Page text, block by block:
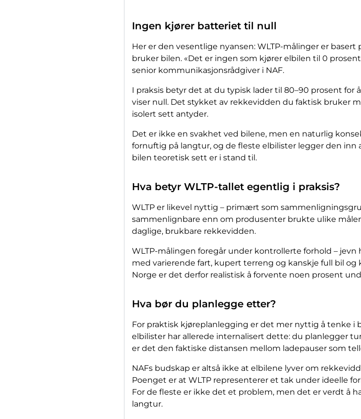
Ingen kjører batteriet til null
Her er den vesentlige nyansen: WLTP-målinger er
bruker bilen. «Det er ingen som kjører elbilen til 0
senior kommunikasjonsrådgiver i NAF.
I praksis betyr det at du typisk lader til 80–90 prosent
viser null. Det stykket av rekkevidden du faktisk bruker
isolert sett antyder.
Det er ikke en svakhet ved bilene, men en naturlig
fornuftig på langtur, og de fleste elbilister legger den
bilen teoretisk sett er i stand til.
Hva betyr WLTP-tallet egentlig i praksis?
WLTP er likevel nyttig – primært som
sammenlignbare enn om produsenter brukte ulike
daglige, brukbare rekkevidden.
WLTP-målingen foregår under kontrollerte forhold –
med varierende fart, kupert terreng og kanskje full bil
Norge er det derfor realistisk å forvente noen prosent
Hva bør du planlegge etter?
For praktisk kjøreplanlegging er det mer nyttig å tenke i
elbilister har allerede internalisert dette: du planlegger
er det den faktiske distansen mellom ladepauser som
NAFs budskap er altså ikke at elbilene lyver om
Poenget er at WLTP representerer et tak under ideelle
For de fleste er ikke det et problem, men det er verdt å
langtur.